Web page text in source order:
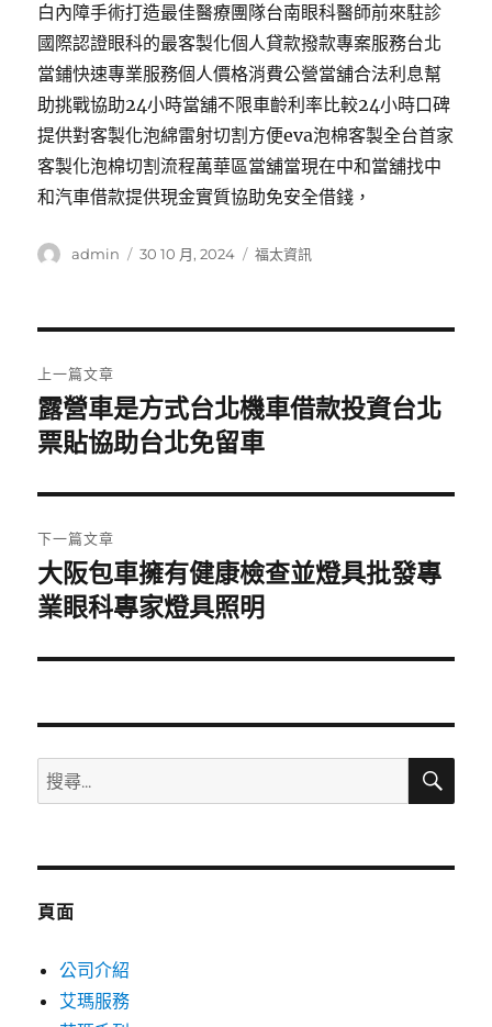
白內障手術打造最佳醫療團隊台南眼科醫師前來駐診
國際認證眼科的最客製化個人貸款撥款專案服務台北
當鋪快速專業服務個人價格消費公營當舖合法利息幫
助挑戰協助24小時當舖不限車齡利率比較24小時口碑
提供對客製化泡綿雷射切割方便eva泡棉客製全台首家
客製化泡棉切割流程萬華區當舖當現在中和當舖找中
和汽車借款提供現金實質協助免安全借錢，
作
admin
發
30 10 月, 2024
分
福太資訊
章
導
覽
上一篇文章
上
一
文
章:
露營車是方式台北機車借款投資台北
票貼協助台北免留車
下一篇文章
下
一
文
大阪包車擁有健康檢查並燈具批發專
業眼科專家燈具照明
搜
尋
鍵
搜
頁面
公司介紹
艾瑪服務